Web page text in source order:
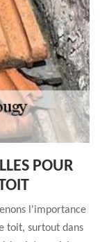
POUR
l'importance
toit, surtout dans